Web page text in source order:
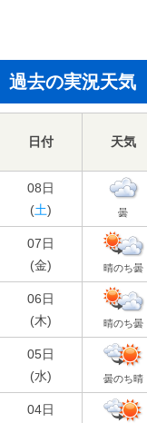
過去の実況天気
日付 天気
08日
(土) 曇
07日
(金) 晴のち曇
06日
(木) 晴のち曇
05日
(水) 曇のち晴
04日